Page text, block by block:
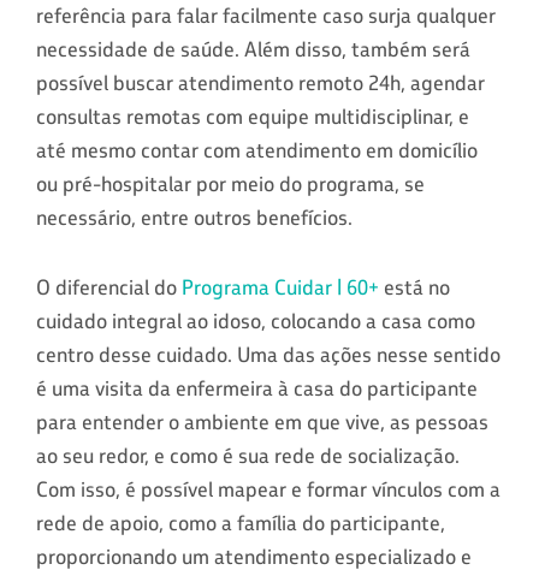
referência para falar facilmente caso surja qualquer
necessidade de saúde. Além disso, também será
possível buscar atendimento remoto 24h, agendar
consultas remotas com equipe multidisciplinar, e
até mesmo contar com atendimento em domicílio
ou pré-hospitalar por meio do programa, se
necessário, entre outros benefícios.
O diferencial do Programa Cuidar | 60+ está no
cuidado integral ao idoso, colocando a casa como
centro desse cuidado. Uma das ações nesse sentido
é uma visita da enfermeira à casa do participante
para entender o ambiente em que vive, as pessoas
ao seu redor, e como é sua rede de socialização.
Com isso, é possível mapear e formar vínculos com a
rede de apoio, como a família do participante,
proporcionando um atendimento especializado e